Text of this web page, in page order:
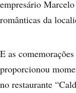
empresário
românticas da
E as
proporcionou
no restaurante